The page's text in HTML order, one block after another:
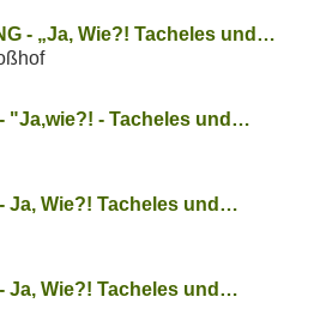
- „Ja, Wie?! Tacheles und…
"Ja,wie?! - Tacheles und…
Ja, Wie?! Tacheles und…
Ja, Wie?! Tacheles und…